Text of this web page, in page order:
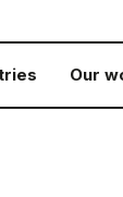
Our